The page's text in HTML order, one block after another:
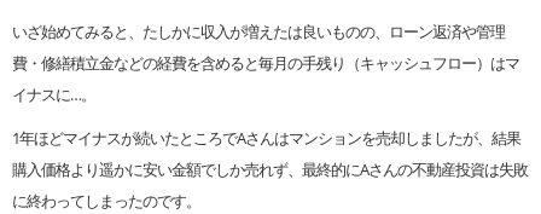
いざ始めてみると、たしかに収入が増えたは良いものの、ローン返済や管理
費・修繕積立金などの経費を含めると毎月の手残り（キャッシュフロー）はマ
イナスに…。
1年ほどマイナスが続いたところでAさんはマンションを売却しましたが、結果
購入価格より遥かに安い金額でしか売れず、最終的にAさんの不動産投資は失敗
に終わってしまったのです。